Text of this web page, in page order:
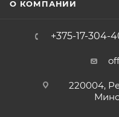
О КОМПАНИИ
+375-17-304-
220004,